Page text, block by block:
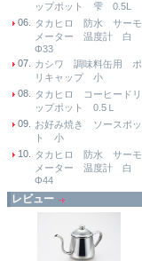
ップポット 雫 0.5L
06.
タカヒロ 防水 サーモ
メーター 温度計 白
Φ33
07.
カシワ 調味料缶用 ポ
リキャップ 小
08.
タカヒロ コーヒードリ
ップポット 0.5Ｌ
09.
お好み焼き ソースポッ
ト 小
10.
タカヒロ 防水 サーモ
メーター 温度計 白
Φ44
レビュー